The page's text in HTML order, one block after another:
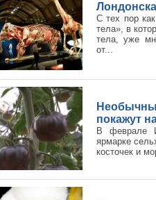
С тех пор
тела», в
тела, уже
от...
покажут
В феврале
ярмарке
косточек и